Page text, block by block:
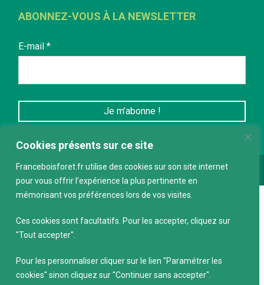
Cookies présents sur ce site
Franceboisforet.fr utilise des cookies sur son site internet
pour vous offrir l’expérience la plus pertinente en
mémorisant vos préférences lors de vos visites.
Ces cookies sont facultatifs. Pour les accepter, cliquez sur
"Tout accepter".
Pour les personnaliser cliquer sur le lien "Paramétrer les
cookies" sinon cliquez sur "Continuer sans accepter".
ABONNEZ-VOUS À LA NEWSLETTER
E-mail *
Conception :keepdesign.fr